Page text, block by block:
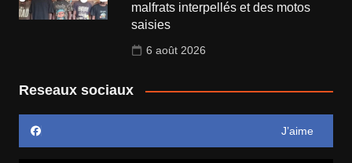
malfrats interpellés et des motos
saisies
6 août 2026
Reseaux sociaux
J’aime